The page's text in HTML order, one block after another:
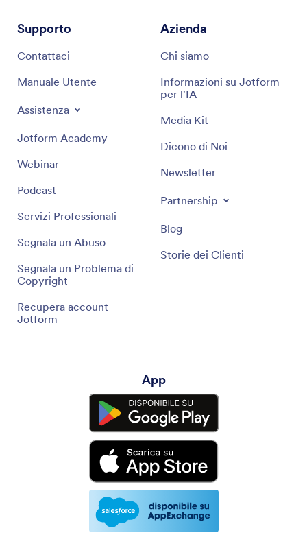
Supporto
Contattaci
Manuale Utente
Assistenza
Jotform Academy
Webinar
Podcast
Servizi Professionali
Segnala un Abuso
Segnala un Problema di
Copyright
Recupera account
Jotform
Azienda
Chi siamo
Informazioni su Jotform
per l'IA
Media Kit
Dicono di Noi
Newsletter
Partnership
Blog
Storie dei Clienti
App